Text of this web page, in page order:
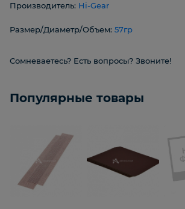
Производитель: Hi-Gear
Размер/Диаметр/Объем: 57гр
Сомневаетесь? Есть вопросы? Звоните!
Популярные товары